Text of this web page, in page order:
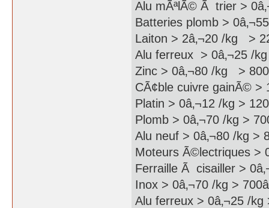
Alu mÃªlÃ© Ã trier >
Batteries plomb >
Laiton > 2â‚¬20 /kg >
Alu ferreux > 0â‚¬25 /
Zinc > 0â‚¬80 /kg >
CÃ¢ble cuivre gainÃ© >
Platin > 0â‚¬12 /kg >
Plomb > 0â‚¬70 /kg >
Alu neuf > 0â‚¬80 /kg >
Moteurs Ã©lectriques >
Ferraille Ã cisailler >
Inox > 0â‚¬70 /kg >
Alu ferreux > 0â‚¬25 /kg